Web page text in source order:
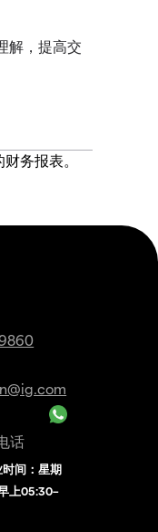
解，提高交
务报表。
话
间：星期
上05:30–